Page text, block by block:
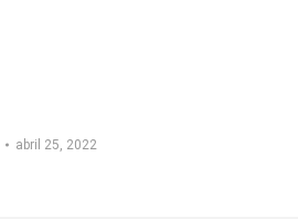
abril 25, 2022